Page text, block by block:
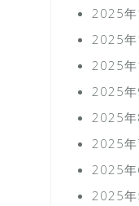
2025年
2025年
2025年
2025年
2025年
2025年
2025年
2025年